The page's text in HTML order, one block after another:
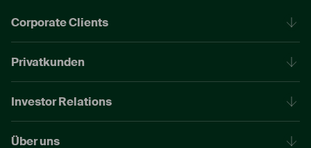
Corporate Clients
Privatkunden
Investor Relations
Über uns